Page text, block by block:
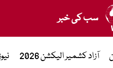
سب کی خبر
آزاد کشمیر الیکشن 2026